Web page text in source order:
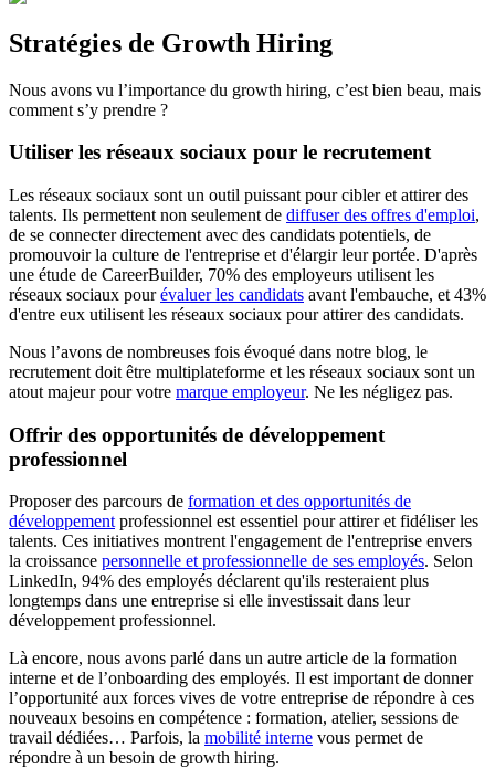
Stratégies de Growth Hiring
Nous avons vu l’importance du growth hiring, c’est bien beau, mais
comment s’y prendre ?
Utiliser les réseaux sociaux pour le recrutement
Les réseaux sociaux sont un outil puissant pour cibler et attirer des
talents. Ils permettent non seulement de diffuser des offres d'emploi,
de se connecter directement avec des candidats potentiels, de
promouvoir la culture de l'entreprise et d'élargir leur portée. D'après
une étude de CareerBuilder, 70% des employeurs utilisent les
réseaux sociaux pourévaluer les candidats avant l'embauche, et 43%
d'entre eux utilisent les réseaux sociaux pour attirer des candidats.
Nous l’avons de nombreuses fois évoqué dans notre blog, le
recrutement doit être multiplateforme et les réseaux sociaux sont un
atout majeur pour votre marque employeur. Ne les négligez pas.
Offrir des opportunités de développement
professionnel
Proposer des parcours de formation et des opportunités de
développementprofessionnel est essentiel pour attirer et fidéliser les
talents. Ces initiatives montrent l'engagement de l'entreprise envers
la croissance personnelle et professionnelle de ses employés. Selon
LinkedIn, 94% des employés déclarent qu'ils resteraient plus
longtemps dans une entreprise si elle investissait dans leur
développement professionnel.
Là encore, nous avons parlé dans un autre article de la formation
interne et de l’onboarding des employés. Il est important de donner
l’opportunité aux forces vives de votre entreprise de répondre à ces
nouveaux besoins en compétence : formation, atelier, sessions de
travail dédiées… Parfois, la mobilité interne vous permet de
répondre à un besoin de growth hiring.